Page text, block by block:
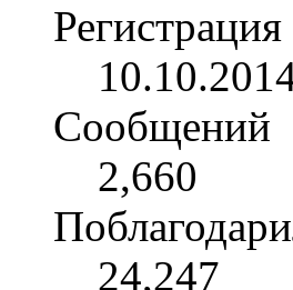
Регистрация
Сообщений
2,660
24,247